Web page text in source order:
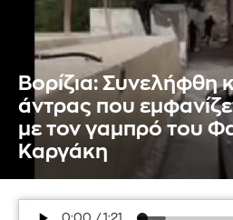
Βορίζια: Συνελήφθη
άντρας που
με τον γαμπρό του
Καργάκη